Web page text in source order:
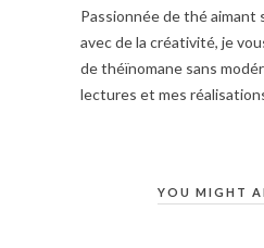
Passionnée de thé aimant
avec de la créativité, je
de théïnomane sans
lectures et mes
YOU MIGHT